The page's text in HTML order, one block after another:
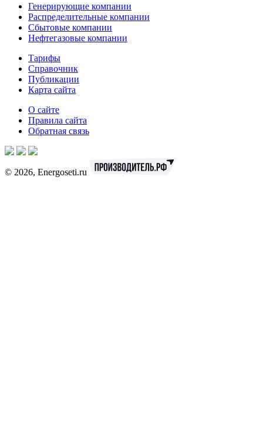
Генерирующие компании
Распределительные компании
Сбытовые компании
Нефтегазовые компании
Тарифы
Справочник
Публикации
Карта сайта
О сайте
Правила сайта
Обратная связь
© 2026, Energoseti.ru